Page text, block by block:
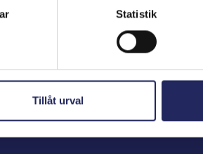
Statistik
Tillåt urval